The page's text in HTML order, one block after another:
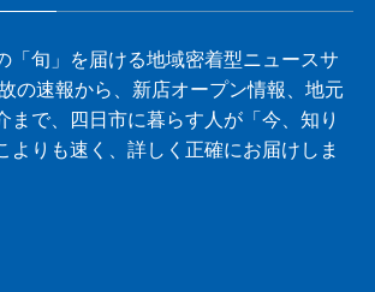
「旬」を届ける地域密着型ニュースサ
の速報から、新店オープン情報、地元
まで、四日市に暮らす人が「今、知り
よりも速く、詳しく正確にお届けしま